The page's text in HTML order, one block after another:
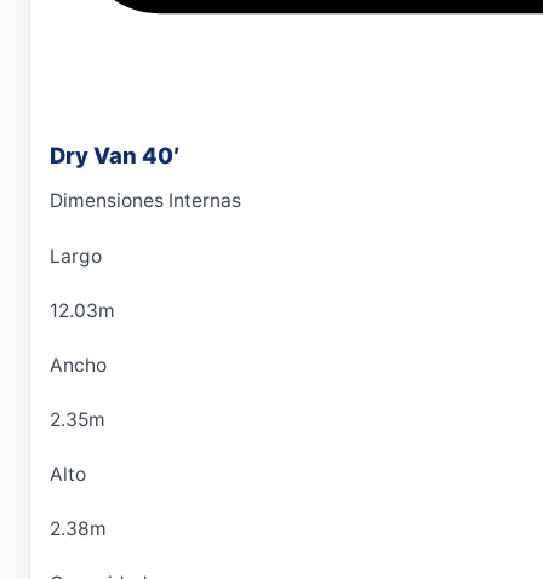
Dry Van 40′
Dimensiones Internas
Largo
12.03m
Ancho
2.35m
Alto
2.38m